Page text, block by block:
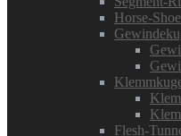
Horse-
Flesh-